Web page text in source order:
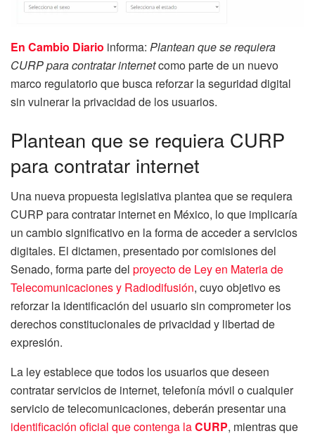
En Cambio Diario informa: Plantean que se requiera
CURP para contratar internetcomo parte de un nuevo
marco regulatorio que busca reforzar la seguridad digital
sin vulnerar la privacidad de los usuarios.
Plantean que se requiera CURP
para contratar internet
Una nueva propuesta legislativa plantea que se requiera
CURP para contratar internet en México, lo que implicaría
un cambio significativo en la forma de acceder a servicios
digitales. El dictamen, presentado por comisiones del
Senado, forma parte del proyecto de Ley en Materia de
Telecomunicaciones y Radiodifusión, cuyo objetivo es
reforzar la identificación del usuario sin comprometer los
derechos constitucionales de privacidad y libertad de
expresión.
La ley establece que todos los usuarios que deseen
contratar servicios de internet, telefonía móvil o cualquier
servicio de telecomunicaciones, deberán presentar una
identificación oficial que contenga laCURP, mientras que